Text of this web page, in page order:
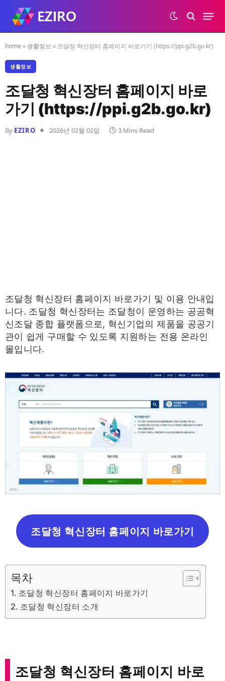
home »생활정보 » 조달청 혁신장터 홈페이지 바로가기 (https://ppi.g2b.go.kr)
생활정보
조달청 혁신장터 홈페이지 바로
가기 (https://ppi.g2b.go.kr)
By EZIRO 2026년 02월 02일 3 Mins Read
조달청 혁신장터 홈페이지 바로가기 및 이용 안내입
니다. 조달청 혁신장터는 조달청이 운영하는 공공혁
신조달 종합 플랫폼으로, 혁신기업의 제품을 공공기
관이 쉽게 구매할 수 있도록 지원하는 전용 온라인
몰입니다.
조달청 혁신장터 홈페이지 바로가기
목차
조달청 혁신장터 홈페이지 바로가기
조달청 혁신장터 소개
조달청 혁신장터 홈페이지 바로